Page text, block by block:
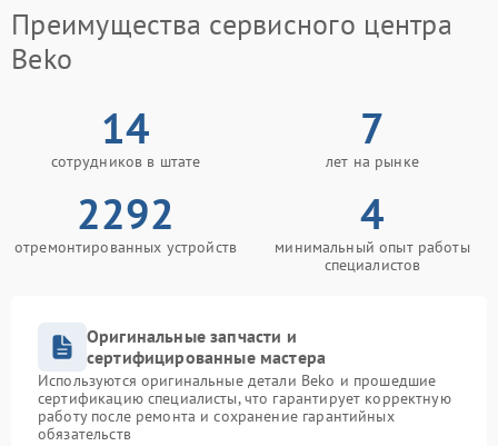
Преимущества сервисного центра
Beko
14
сотрудников в штате
7
лет на рынке
2292
отремонтированных устройств
4
минимальный опыт работы
специалистов
Оригинальные запчасти и
сертифицированные мастера
Используются оригинальные детали Beko и прошедшие
сертификацию специалисты, что гарантирует корректную
работу после ремонта и сохранение гарантийных
обязательств